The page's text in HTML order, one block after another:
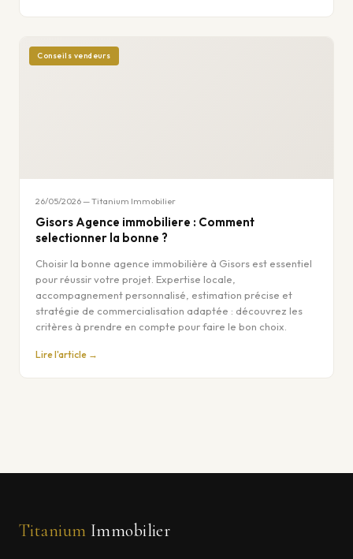
Conseils vendeurs
26/05/2026 — Titanium Immobilier
Gisors Agence immobiliere : Comment
selectionner la bonne ?
Choisir la bonne agence immobilière à Gisors est essentiel
pour réussir votre projet. Expertise locale,
accompagnement personnalisé, estimation précise et
stratégie de commercialisation adaptée : découvrez les
critères à prendre en compte pour faire le bon choix.
Lire l'article →
Titanium Immobilier